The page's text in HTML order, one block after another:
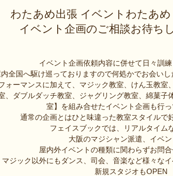
わたあめ出張 イベントわたあめ
イベント企画のご相談お待ち
イベント企画依頼内容に併せて日々訓練
内全国へ駆け巡っておりますので何処かでお会い
ォーマンスに加えて、マジック教室、けん玉教室
、ダブルダッチ教室、ジャグリング教室、綿菓子
室】を組み合せたイベント企画も行っ
通常の企画とはひと味違った教室スタイルで
フェイスブックでは、リアルタイム
大阪のマジシャン派遣、イベ
屋内外イベントの種類に関わらずお問合
マジック以外にもダンス、司会、音楽など様々な
新規スタジオもOPEN